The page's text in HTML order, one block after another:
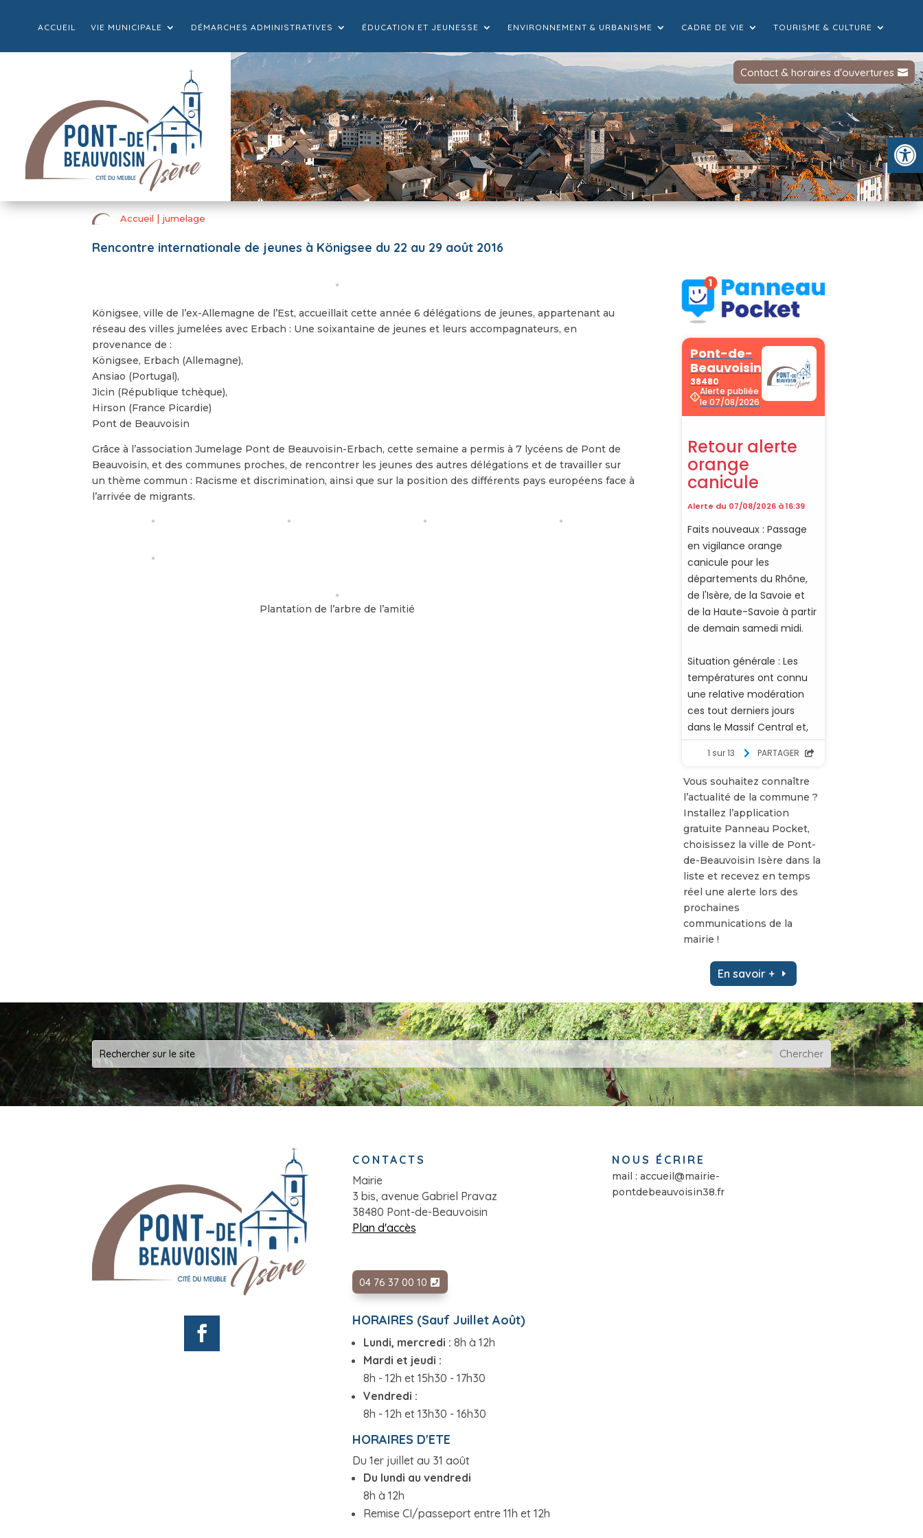
ACCUEIL VIE MUNICIPALE DÉMARCHES ADMINISTRATIVES ÉDUCATION ET JEUNESSE ENVIRONNEMENT & URBANISME CADRE DE VIE TOURISME & CULTURE
Contact & horaires d'ouvertures
Accueil |jumelage
Rencontre internationale de jeunes à Königsee du 22 au 29 août 2016
Königsee, ville de l’ex-Allemagne de l’Est, accueillait cette année 6 délégations de jeunes, appartenant au
réseau des villes jumelées avec Erbach : Une soixantaine de jeunes et leurs accompagnateurs, en
provenance de :
Königsee, Erbach (Allemagne),
Ansiao (Portugal),
Jicin (République tchèque),
Hirson (France Picardie)
Pont de Beauvoisin
Grâce à l’association Jumelage Pont de Beauvoisin-Erbach, cette semaine a permis à 7 lycéens de Pont de
Beauvoisin, et des communes proches, de rencontrer les jeunes des autres délégations et de travailler sur
un thème commun : Racisme et discrimination, ainsi que sur la position des différents pays européens face à
l’arrivée de migrants.
Plantation de l’arbre de l’amitié
Vous souhaitez connaître
l’actualité de la commune ?
Installez l’application
gratuite Panneau Pocket,
choisissez la ville de Pont-
de-Beauvoisin Isère dans la
liste et recevez en temps
réel une alerte lors des
prochaines
communications de la
mairie !
En savoir +
CONTACTS
Mairie
3 bis, avenue Gabriel Pravaz
38480 Pont-de-Beauvoisin
Plan d'accès
04 76 37 00 10
HORAIRES (Sauf Juillet Août)
Lundi, mercredi : 8h à 12h
Mardi et jeudi :
8h - 12h et 15h30 - 17h30
Vendredi :
8h - 12h et 13h30 - 16h30
HORAIRES D'ETE
Du 1er juillet au 31 août
Du lundi au vendredi
8h à 12h
Remise CI/passeport entre 11h et 12h
NOUS ÉCRIRE
mail : accueil@mairie-
pontdebeauvoisin38.fr